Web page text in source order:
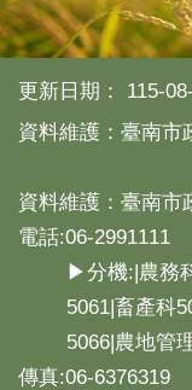
更新日期：
115-
資料維護：臺南市
資料維護：臺南市
電話:06-2991111
▶分機:|農務
5061|畜產科
5066|農地管
傳真:06-6376319